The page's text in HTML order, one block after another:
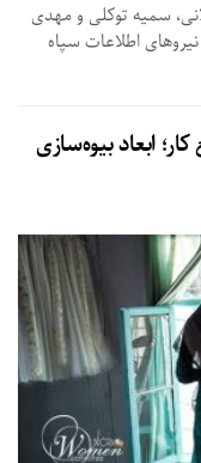
سمیه توکلی و مهدی
اطلاعات سپاه
ابعاد بیوه‌سازی